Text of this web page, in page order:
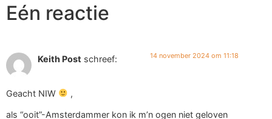
Eén reactie
Keith Post schreef: 14 november 2024 om 11:18
Geacht NIW ,
als “ooit”-Amsterdammer kon ik m’n ogen niet geloven